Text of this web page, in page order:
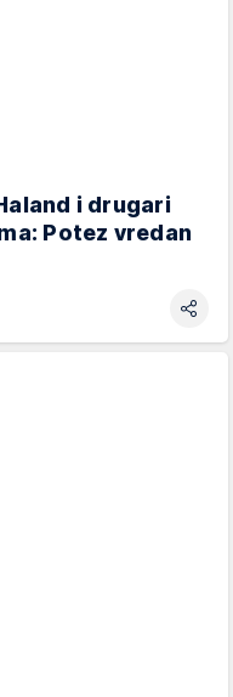
i drugari
Potez vredan